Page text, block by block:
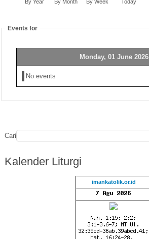
By Year By Month By Week Today
Events for
Monday, 01 June 2026
No events
Cari
Kalender Liturgi
imankatolik.or.id